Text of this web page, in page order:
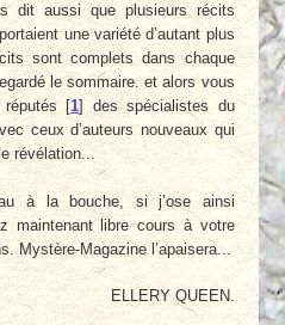
dit aussi que plusieurs récits
une variété d’autant plus
sont complets dans chaque
le sommaire. et alors vous
[1]
des spécialistes du
ceux d’auteurs nouveaux qui
révélation...
à la bouche, si j’ose ainsi
maintenant libre cours à votre
Mystère-Magazine l’apaisera...
ELLERY QUEEN.